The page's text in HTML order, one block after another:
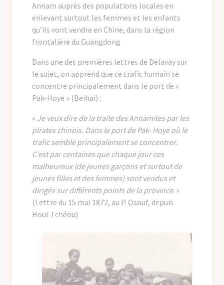
Annam auprès des populations locales en
enlevant surtout les femmes et les enfants
qu’ils vont vendre en Chine, dans la région
frontalière du Guangdong
Dans une des premières lettres de Delavay sur
le sujet, on apprend que ce trafic humain se
concentre principalement dans le port de «
Pak-Hoye » (Beihai) :
« Je veux dire de la traite des Annamites par les
pirates chinois. Dans le port de Pak- Hoye où le
trafic semble principalement se concentrer.
C’est par centaines que chaque jour ces
malheureux (de jeunes garçons et surtout de
jeunes filles et des femmes) sont vendus et
dirigés sur différents points de la province. »
(Lettre du 15 mai 1872, au P. Osouf, depuis
Houi-Tchéou)